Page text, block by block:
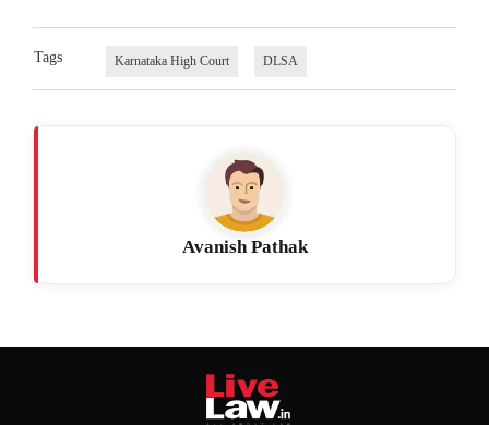
Tags Karnataka High Court DLSA
Avanish Pathak